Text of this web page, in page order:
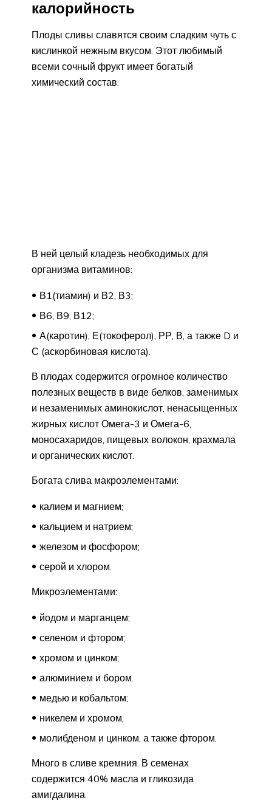
калорийность
Плоды сливы славятся своим сладким чуть с
кислинкой нежным вкусом. Этот любимый
всеми сочный фрукт имеет богатый
химический состав.
В ней целый кладезь необходимых для
организма витаминов:
В1(тиамин) и В2, В3;
В6, В9, В12;
А(каротин), Е(токоферол), РР, В, а также D и
С (аскорбиновая кислота).
В плодах содержится огромное количество
полезных веществ в виде белков, заменимых
и незаменимых аминокислот, ненасыщенных
жирных кислот Омега-3 и Омега-6,
моносахаридов, пищевых волокон, крахмала
и органических кислот.
Богата слива макроэлементами:
калием и магнием;
кальцием и натрием;
железом и фосфором;
серой и хлором.
Микроэлементами:
йодом и марганцем;
селеном и фтором;
хромом и цинком;
алюминием и бором.
медью и кобальтом;
никелем и хромом;
молибденом и цинком, а также фтором.
Много в сливе кремния. В семенах
содержится 40% масла и гликозида
амигдалина.